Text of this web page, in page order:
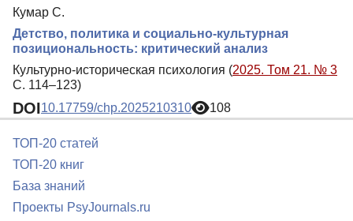
Кумар С.
Детство, политика и социально-культурная
позициональность: критический анализ
Культурно-историческая психология (2025. Том 21. № 3
С. 114–123)
DOI10.17759/chp.2025210310 108
ТОП-20 статей
ТОП-20 книг
База знаний
Проекты PsyJournals.ru